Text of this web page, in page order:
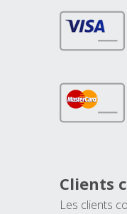
Clients
Les clients